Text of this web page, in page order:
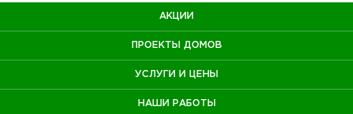
АКЦИИ
ПРОЕКТЫ ДОМОВ
УСЛУГИ И ЦЕНЫ
НАШИ РАБОТЫ